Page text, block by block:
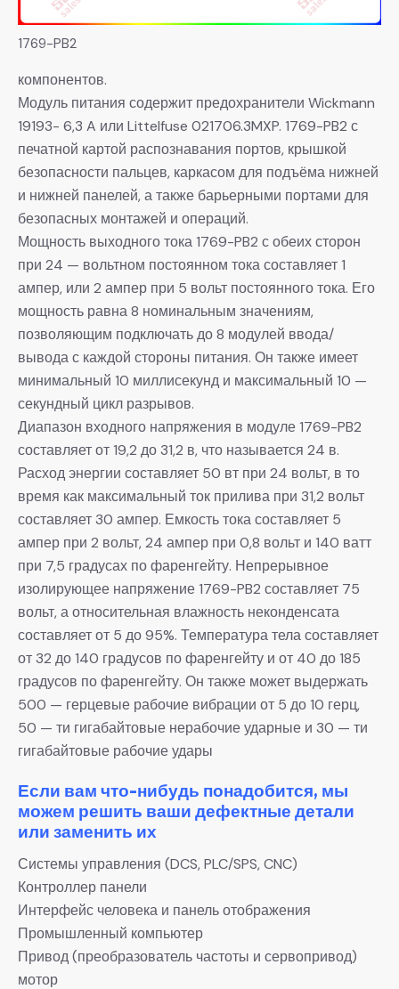
1769-PB2
компонентов.
Модуль питания содержит предохранители Wickmann
19193- 6,3 A или Littelfuse 021706.3MXP. 1769-PB2 с
печатной картой распознавания портов, крышкой
безопасности пальцев, каркасом для подъёма нижней
и нижней панелей, а также барьерными портами для
безопасных монтажей и операций.
Мощность выходного тока 1769-PB2 с обеих сторон
при 24 — вольтном постоянном тока составляет 1
ампер, или 2 ампер при 5 вольт постоянного тока. Его
мощность равна 8 номинальным значениям,
позволяющим подключать до 8 модулей ввода/
вывода с каждой стороны питания. Он также имеет
минимальный 10 миллисекунд и максимальный 10 —
секундный цикл разрывов.
Диапазон входного напряжения в модуле 1769-PB2
составляет от 19,2 до 31,2 в, что называется 24 в.
Расход энергии составляет 50 вт при 24 вольт, в то
время как максимальный ток прилива при 31,2 вольт
составляет 30 ампер. Емкость тока составляет 5
ампер при 2 вольт, 24 ампер при 0,8 вольт и 140 ватт
при 7,5 градусах по фаренгейту. Непрерывное
изолирующее напряжение 1769-PB2 составляет 75
вольт, а относительная влажность неконденсата
составляет от 5 до 95%. Температура тела составляет
от 32 до 140 градусов по фаренгейту и от 40 до 185
градусов по фаренгейту. Он также может выдержать
500 — герцевые рабочие вибрации от 5 до 10 герц,
50 — ти гигабайтовые нерабочие ударные и 30 — ти
гигабайтовые рабочие удары
Если вам что-нибудь понадобится, мы
можем решить ваши дефектные детали
или заменить их
Системы управления (DCS, PLC/SPS, CNC)
Контроллер панели
Интерфейс человека и панель отображения
Промышленный компьютер
Привод (преобразователь частоты и сервопривод)
мотор